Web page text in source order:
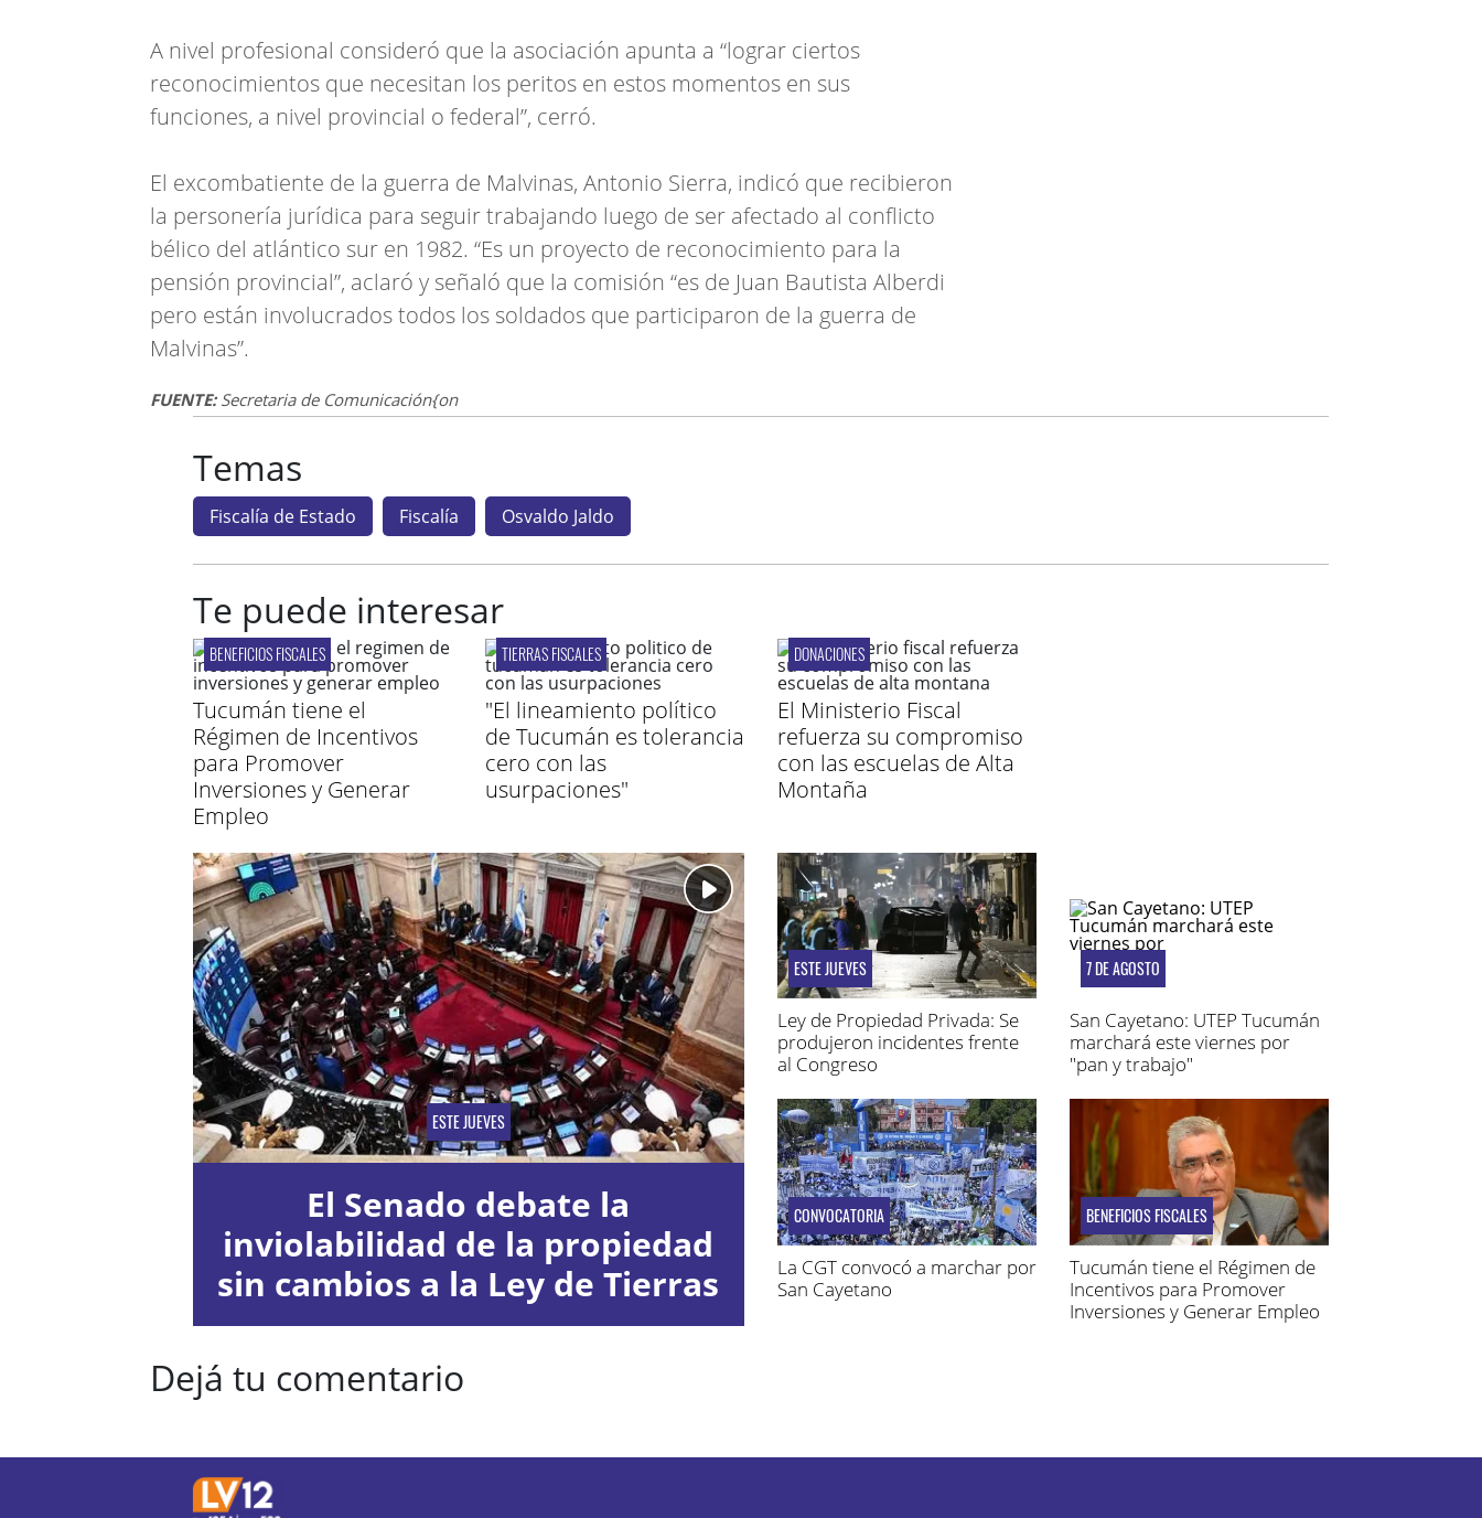
A nivel profesional consideró que la asociación apunta a “lograr ciertos
reconocimientos que necesitan los peritos en estos momentos en sus
funciones, a nivel provincial o federal”, cerró.
El excombatiente de la guerra de Malvinas, Antonio Sierra, indicó que recibieron
la personería jurídica para seguir trabajando luego de ser afectado al conflicto
bélico del atlántico sur en 1982. “Es un proyecto de reconocimiento para la
pensión provincial”, aclaró y señaló que la comisión “es de Juan Bautista Alberdi
pero están involucrados todos los soldados que participaron de la guerra de
Malvinas”.
FUENTE:Secretaria de Comunicación{on
Temas
Fiscalía de Estado Fiscalía Osvaldo Jaldo
Te puede interesar
BENEFICIOS FISCALES
Tucumán tiene el
Régimen de Incentivos
para Promover
Inversiones y Generar
Empleo
TIERRAS FISCALES
"El lineamiento político
de Tucumán es tolerancia
cero con las
usurpaciones"
DONACIONES
El Ministerio Fiscal
refuerza su compromiso
con las escuelas de Alta
Montaña
ESTE JUEVES
El Senado debate la
inviolabilidad de la propiedad
sin cambios a la Ley de Tierras
ESTE JUEVES
Ley de Propiedad Privada: Se
produjeron incidentes frente
al Congreso
7 DE AGOSTO
San Cayetano: UTEP Tucumán
marchará este viernes por
"pan y trabajo"
CONVOCATORIA
La CGT convocó a marchar por
San Cayetano
BENEFICIOS FISCALES
Tucumán tiene el Régimen de
Incentivos para Promover
Inversiones y Generar Empleo
Dejá tu comentario